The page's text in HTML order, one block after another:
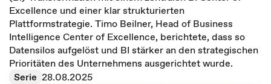
Excellence und einer klar strukturierten
Plattformstrategie. Timo Beilner, Head of Business
Intelligence Center of Excellence, berichtete, dass so
Datensilos aufgelöst und BI stärker an den strategischen
Prioritäten des Unternehmens ausgerichtet wurde.
Serie 28.08.2025